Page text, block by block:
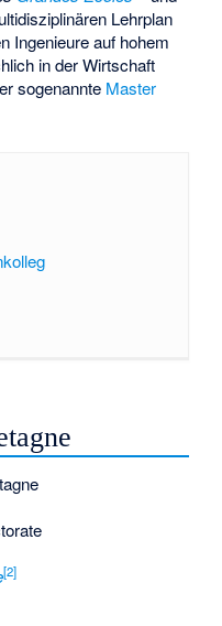
Lehrplan
Ingenieure auf hohem
in der Wirtschaft
sogenannte Master
[2]